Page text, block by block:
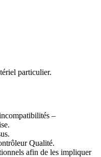
particulier.
–
Qualité.
afin de les impliquer